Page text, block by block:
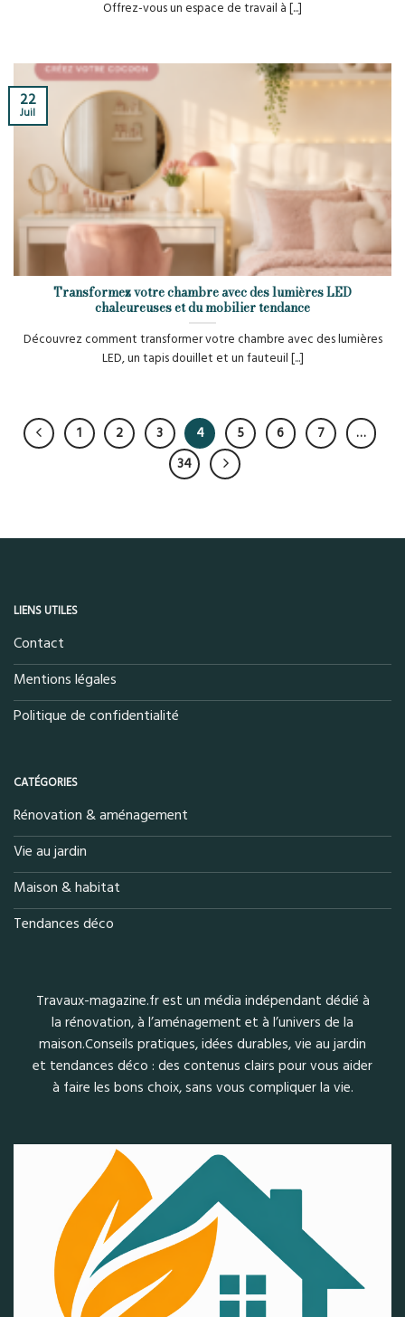
Offrez-vous un espace de travail à [...]
Transformez votre chambre avec des lumières LED
chaleureuses et du mobilier tendance
Découvrez comment transformer votre chambre avec des lumières
LED, un tapis douillet et un fauteuil [...]
22
Juil
1 2 3 4 5 6 7
…
34
LIENS UTILES
Contact
Mentions légales
Politique de confidentialité
CATÉGORIES
Rénovation & aménagement
Vie au jardin
Maison & habitat
Tendances déco
Travaux-magazine.fr est un média indépendant dédié à
la rénovation, à l’aménagement et à l’univers de la
maison.Conseils pratiques, idées durables, vie au jardin
et tendances déco : des contenus clairs pour vous aider
à faire les bons choix, sans vous compliquer la vie.